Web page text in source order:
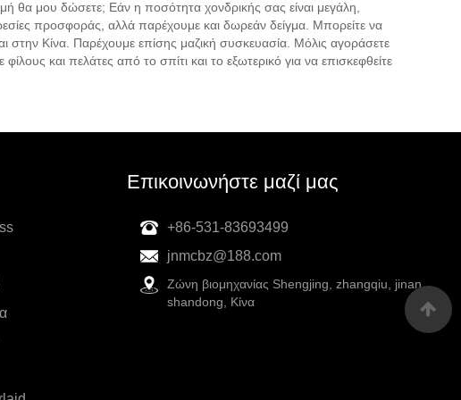
θα μου δώσετε; Εάν η ποσότητα χονδρικής σας είναι μεγάλη,
προσφοράς, αλλά παρέχουμε και δωρεάν δείγμα. Μπορείτε να
στην Κίνα. Παρέχουμε επίσης μαζική συσκευασία. Μόλις αγοράσετε
και πελάτες από το σπίτι και το εξωτερικό για να επισκεφθείτε
Επικοινωνήστε μαζί μας
+86-531-83693499
jnmcbz@188.com
Ζώνη βιομηχανίας Shengjing, zhangqiu, jinan,
shandong, Κίνα